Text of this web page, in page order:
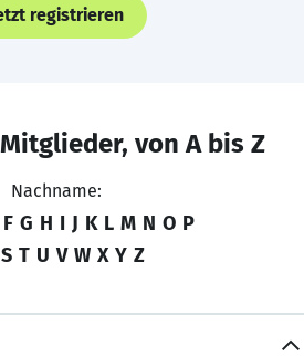
registrieren
Mitglieder, von A bis Z
Nachname:
F G H I J K L M N O P
S T U V W X Y Z